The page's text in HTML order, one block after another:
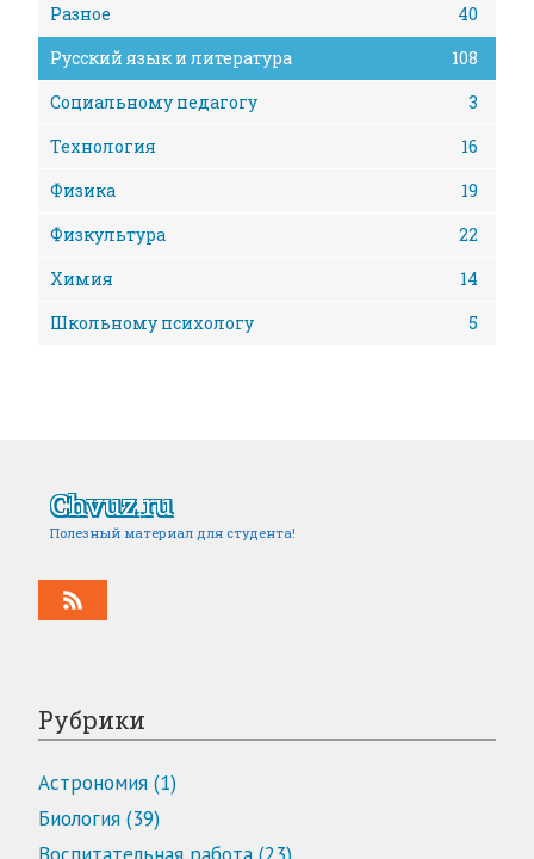
Разное
40
Русский язык и литература
108
Социальному педагогу
3
Технология
16
Физика
19
Физкультура
22
Химия
14
Школьному психологу
5
Chvuz.ru
Полезный материал для студента!
Рубрики
Астрономия (1)
Биология (39)